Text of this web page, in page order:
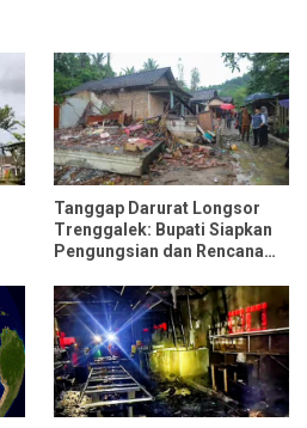
Tanggap Darurat Longsor
Trenggalek: Bupati Siapkan
Pengungsian dan Rencana